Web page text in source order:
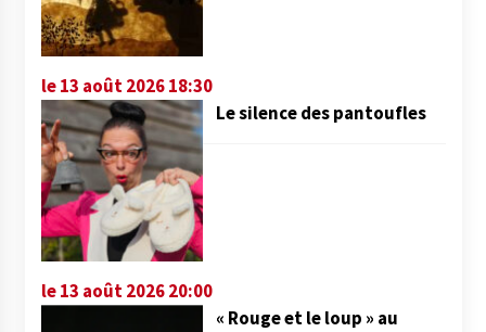
le 13 août 2026 18:30
Le silence des pantoufles
le 13 août 2026 20:00
« Rouge et le loup » au